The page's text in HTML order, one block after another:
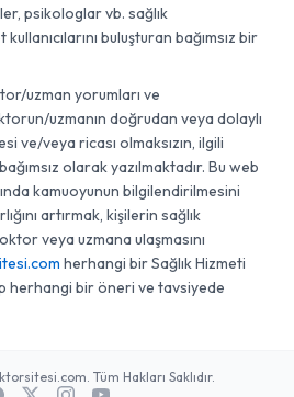
psikologlar vb. sağlık
buluşturan bağımsız bir
uzman yorumları ve
uzmanın doğrudan veya dolaylı
ve/veya ricası olmaksızın, ilgili
olarak yazılmaktadır. Bu web
kamuoyunun bilgilendirilmesini
artırmak, kişilerin sağlık
veya uzmana ulaşmasını
herhangi bir Sağlık Hizmeti
herhangi bir öneri ve tavsiyede
Tüm Hakları Saklıdır.